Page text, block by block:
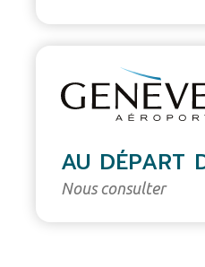
AU DÉPART
Nous consulter